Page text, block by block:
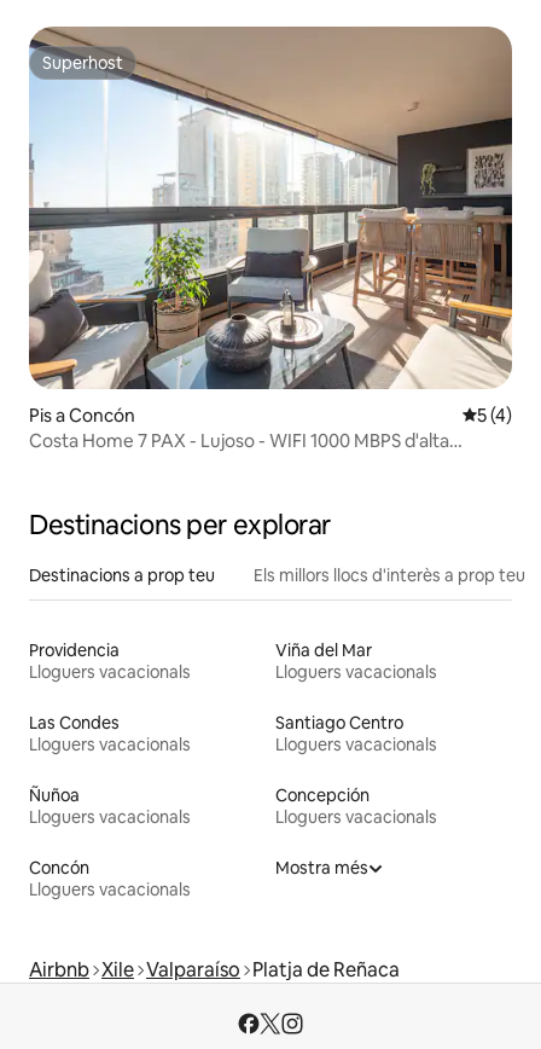
Superhost
Superhost
Pis a Concón 5 de
5 (4)
Costa Home 7 PAX - Lujoso - WIFI 1000 MBPS d'alta
Destinacions per explorar
Destinacions a prop teu Els millors llocs d'interès a prop teu
Providencia
Lloguers vacacionals
Viña del Mar
Lloguers vacacionals
Las Condes
Lloguers vacacionals
Santiago Centro
Lloguers vacacionals
Ñuñoa
Lloguers vacacionals
Concepción
Lloguers vacacionals
Concón
Lloguers vacacionals
Mostra més
Airbnb Xile Valparaíso Platja de Reñaca